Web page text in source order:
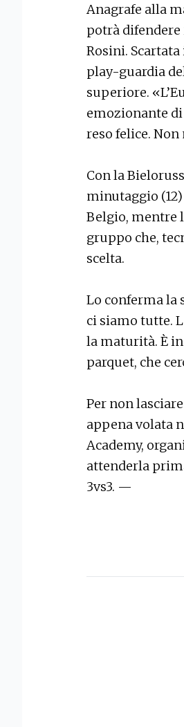
Anagrafe alla
potrà difendere
Rosini.
play-guardia
superiore.
emozionante
reso felice.
Con la
minutaggio
Belgio, mentre
gruppo che,
scelta.
Lo conferma la
ci siamo tutte.
la maturità. È
parquet, che
Per non
appena volata
Academy,
attenderla
3vs3. —